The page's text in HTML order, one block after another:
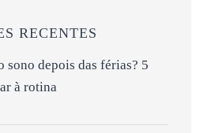
RECENTES
sono depois das férias? 5
à rotina